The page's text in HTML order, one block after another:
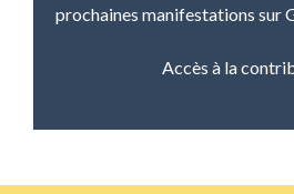
prochaines manifestations sur
Accès à la